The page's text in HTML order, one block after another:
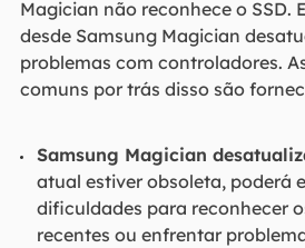
Magician não reconhece o SSD.
desde Samsung Magician
problemas com controladores.
comuns por trás disso são
Samsung Magician
atual estiver obsoleta, poderá
dificuldades para reconhecer
recentes ou enfrentar